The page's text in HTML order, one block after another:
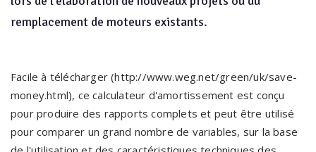
remplacement de moteurs existants.
Facile à télécharger (http://www.weg.net/green/uk/save-
money.html), ce calculateur d'amortissement est conçu
pour produire des rapports complets et peut être utilisé
pour comparer un grand nombre de variables, sur la base